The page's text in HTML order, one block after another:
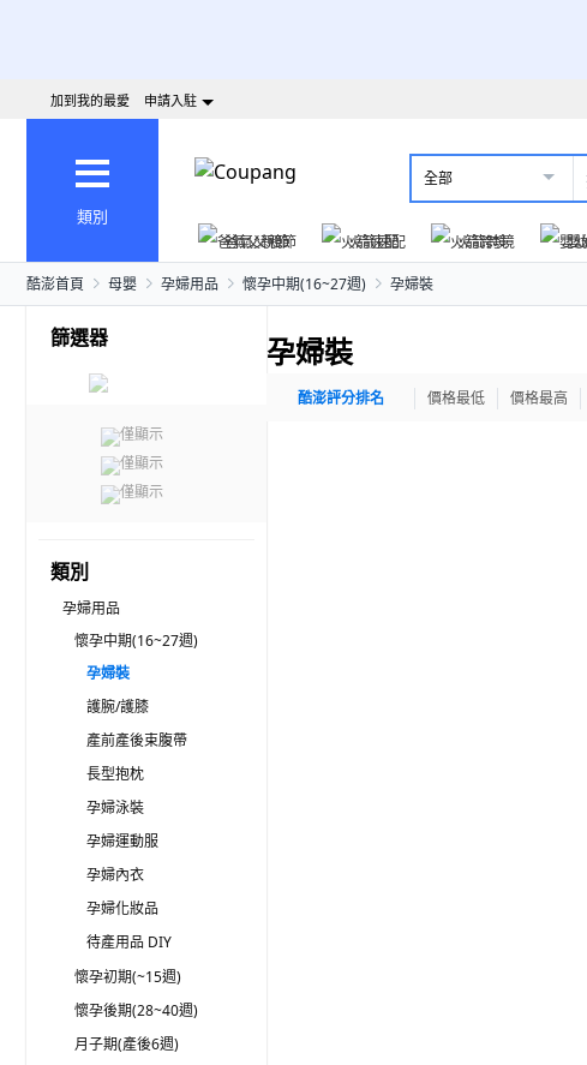
加到我的最愛 申請入駐
類別
全部
爸氣父親節 火箭速配 火箭跨境 嬰
酷澎首頁 母嬰 孕婦用品 懷孕中期(16~27週) 孕婦裝
篩選器
僅顯示
僅顯示
僅顯示
類別
孕婦用品
懷孕中期(16~27週)
孕婦裝
護腕/護膝
產前產後束腹帶
長型抱枕
孕婦泳裝
孕婦運動服
孕婦內衣
孕婦化妝品
待產用品 DIY
懷孕初期(~15週)
懷孕後期(28~40週)
月子期(產後6週)
孕婦裝
酷澎評分排名 價格最低 價格最高